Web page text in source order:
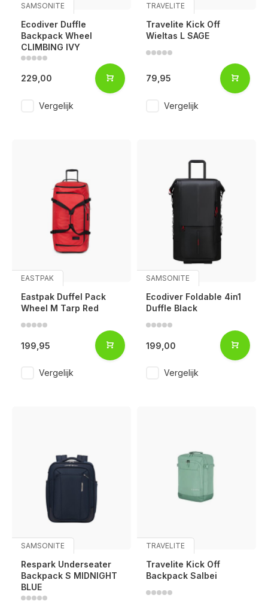
SAMSONITE
Ecodiver Duffle
Backpack Wheel
CLIMBING IVY
229,00
Vergelijk
TRAVELITE
Travelite Kick Off
Wieltas L SAGE
79,95
Vergelijk
EASTPAK
Eastpak Duffel Pack
Wheel M Tarp Red
199,95
Vergelijk
SAMSONITE
Ecodiver Foldable 4in1
Duffle Black
199,00
Vergelijk
SAMSONITE
Respark Underseater
Backpack S MIDNIGHT
BLUE
TRAVELITE
Travelite Kick Off
Backpack Salbei